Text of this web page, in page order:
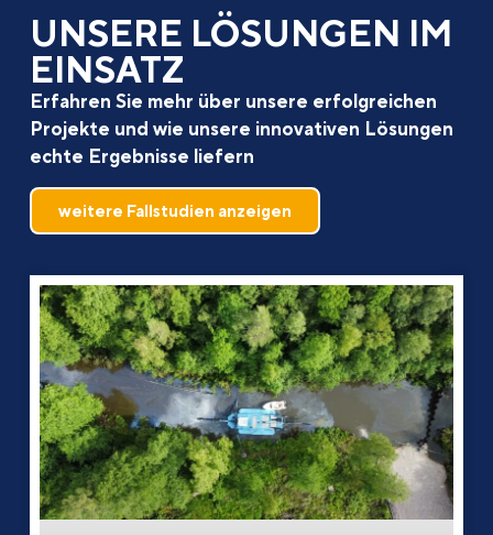
UNSERE LÖSUNGEN IM
EINSATZ
Erfahren Sie mehr über unsere erfolgreichen
Projekte und wie unsere innovativen Lösungen
echte Ergebnisse liefern
weitere Fallstudien anzeigen